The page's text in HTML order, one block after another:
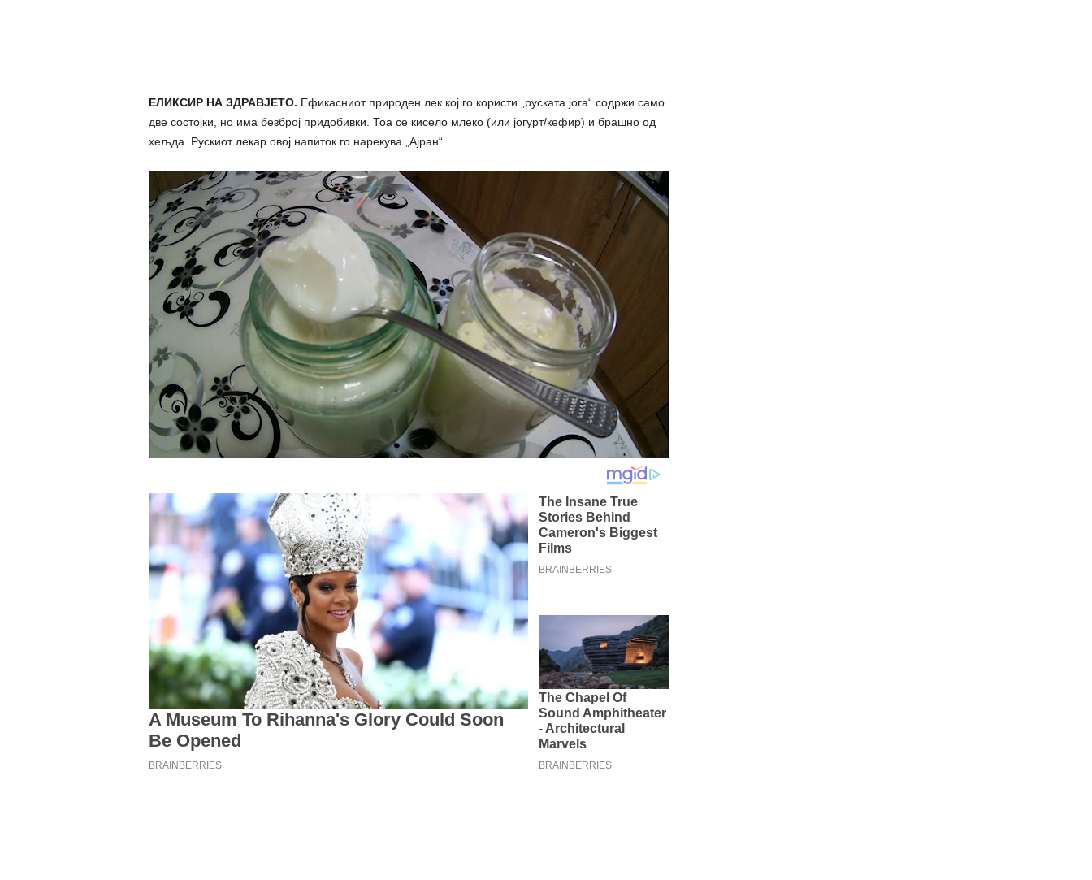
ЕЛИКCИP НА ЗДРАВЈЕТО. Ефикасниот природен лек кој го користи „руската јога“ содржи само
две состојки, но има безброј придобивки. Тоа се кисело млеко (или јогурт/кефир) и брашно од
хељда. Рускиот лекар овој напиток го нарекува „Ајран“.